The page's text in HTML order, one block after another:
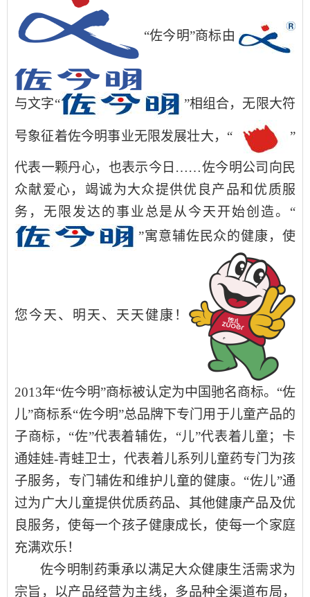
“佐今明”商标由
与文字“ ”相组合， 无限大符
号象征着佐今明事业无限发展壮大， “ ”
代表一颗丹心，也表示今日……佐今明公司向民
众献爱心，竭诚为大众提供优良产品和优质服
务，无限发达的事业总是从今天开始创造。 “
”寓意辅佐民众的健康，使
您今天、 明天、天天健康！
2013年“佐今明”商标被认定为中国驰名商标。 “佐
儿”商标系“佐今明”总品牌下专门用于儿童产品的
子商标，“佐”代表着辅佐，“儿”代表着儿童；卡
通娃娃-青蛙卫士，代表着儿系列儿童药专门为孩
子服务，专门辅佐和维护儿童的健康。“佐儿”通
过为广大儿童提供优质药品、其他健康产品及优
良服务，使每一个孩子健康成长，使每一个家庭
充满欢乐！
佐今明制药秉承以满足大众健康生活需求为
宗旨，以产品经营为主线，多品种全渠道布局，